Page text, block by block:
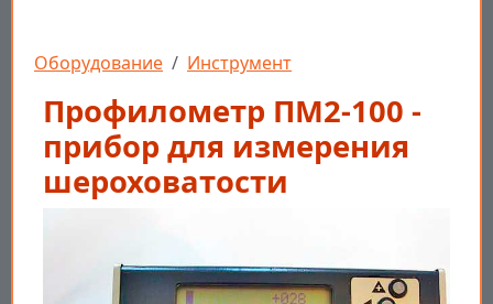
Строка навигации
Оборудование Инструмент
Профилометр ПМ2-100 -
прибор для измерения
шероховатости